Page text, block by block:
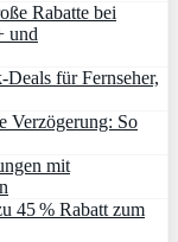
Rabatte bei
und
für Fernseher,
Verzögerung: So
mit
45 % Rabatt zum